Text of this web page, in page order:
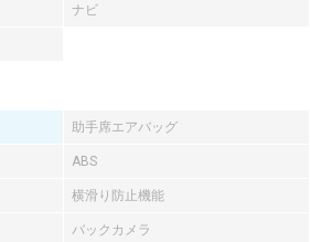
ナビ
助手席エアバッグ
ABS
横滑り防止機能
バックカメラ